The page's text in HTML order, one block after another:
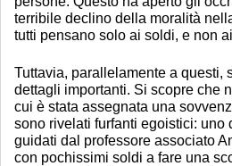
terribile declino della moralità
tutti pensano solo ai soldi, e non
Tuttavia, parallelamente a questi,
dettagli importanti. Si scopre che
cui è stata assegnata una
sono rivelati furfanti egoistici: uno
guidati dal professore associato
con pochissimi soldi a fare una